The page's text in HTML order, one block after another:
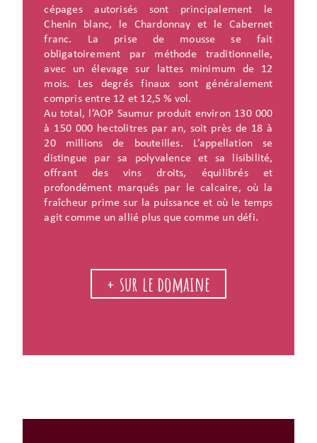
cépages autorisés sont principalement le
Chenin blanc, le Chardonnay et le Cabernet
franc. La prise de mousse se fait
obligatoirement par méthode traditionnelle,
avec un élevage sur lattes minimum de 12
mois. Les degrés finaux sont généralement
compris entre 12 et 12,5 % vol.
Au total, l’AOP Saumur produit environ 130 000
à 150 000 hectolitres par an, soit près de 18 à
20 millions de bouteilles. L’appellation se
distingue par sa polyvalence et sa lisibilité,
offrant des vins droits, équilibrés et
profondément marqués par le calcaire, où la
fraîcheur prime sur la puissance et où le temps
agit comme un allié plus que comme un défi.
+ sur le domaine